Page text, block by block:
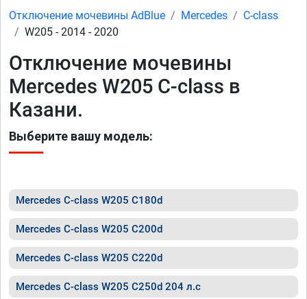
Отключение мочевины AdBlue Mercedes
C-class
W205 - 2014 - 2020
Отключение мочевины
Mercedes W205 C-class в
Казани.
Выберите вашу модель:
Mercedes C-class W205 C180d
Mercedes C-class W205 C200d
Mercedes C-class W205 C220d
Mercedes C-class W205 C250d 204 л.с